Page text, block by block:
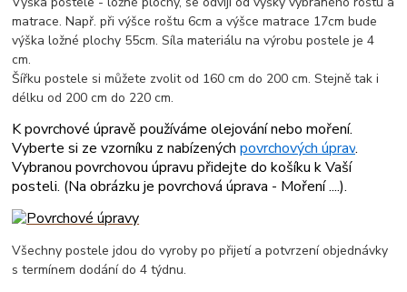
matrace. Např. při výšce roštu 6cm a výšce matrace 17cm bude
výška ložné plochy 55cm. Síla materiálu na výrobu postele je 4
cm.
Šířku postele si můžete zvolit od 160 cm do 200 cm. Stejně tak i
délku od 200 cm do 220 cm.
K povrchové úpravě používáme olejování nebo moření.
Vyberte si ze vzorníku z nabízenýchpovrchových úprav.
Vybranou povrchovou úpravu přidejte do košíku k Vaší
posteli. (Na obrázku je povrchová úprava - Moření ....).
Všechny postele jdou do vyroby po přijetí a potvrzení objednávky
s termínem dodání do 4 týdnu.